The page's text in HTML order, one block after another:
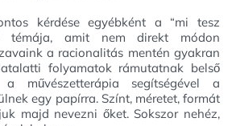
kérdése egyébként a “mi tesz
témája, amit nem direkt módon
a racionalitás mentén gyakran
folyamatok rámutatnak belső
művészetterápia segítségével a
egy papírra. Színt, méretet, formát
majd nevezni őket. Sokszor nehéz,